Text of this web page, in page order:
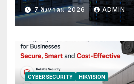
7 สิงหาคม 2026 ADMIN
CYBER SECURITY HIKVISION